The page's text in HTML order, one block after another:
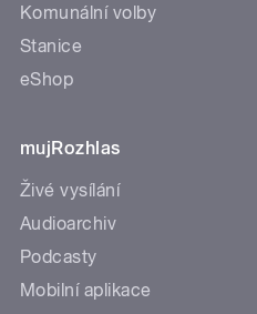
Komunální volby
Stanice
eShop
mujRozhlas
Živé vysílání
Audioarchiv
Podcasty
Mobilní aplikace